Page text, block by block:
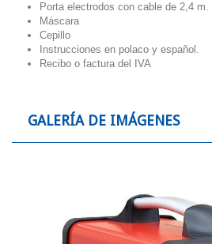
Porta electrodos con cable de 2,4 m.
Máscara
Cepillo
Instrucciones en polaco y español.
Recibo o factura del IVA
GALERÍA DE IMÁGENES